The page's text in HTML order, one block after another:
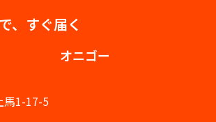
、すぐ届く
オニゴー
馬1-17-5